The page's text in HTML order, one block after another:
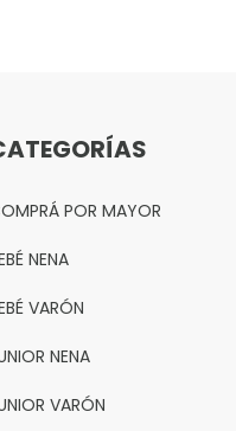
POR MAYOR
NENA
VARÓN
NENA
VARÓN